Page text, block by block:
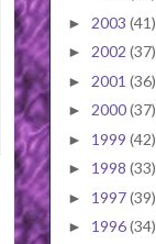
► 2003 (41)
► 2002 (37)
► 2001 (36)
► 2000(37)
► 1999 (42)
► 1998 (33)
► 1997(39)
► 1996(34)